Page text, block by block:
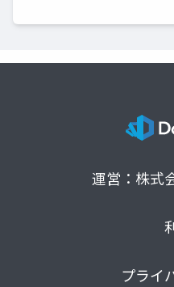
運営：株式
プライ